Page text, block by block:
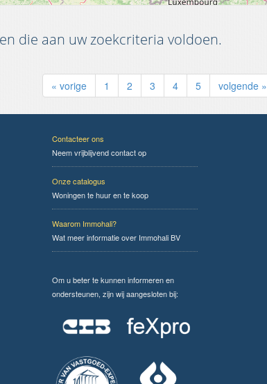
die aan uw zoekcriteria voldoen.
« vorige 1 2 3 4 5 volgende »
Contacteer ons
Neem vrijblijvend contact op
Onze catalogus
Woningen te huur en te koop
Waarom Immohali?
Wat meer informatie over Immohali BV
Om u beter te kunnen informeren en
ondersteunen, zijn wij aangesloten bij: